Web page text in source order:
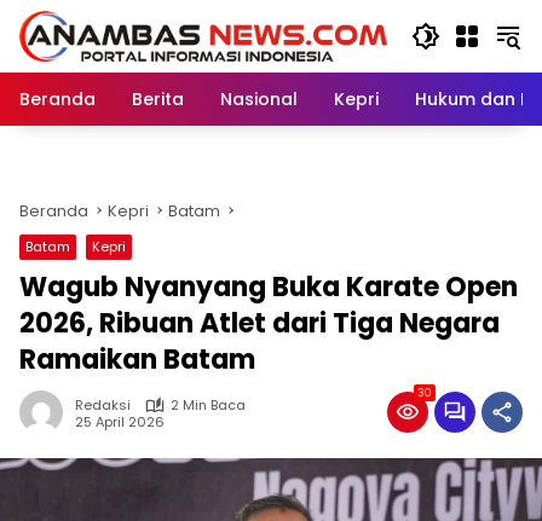
Langsung
konten
Beranda
Berita Nasional Kepri Hukum dan
Beranda Kepri Batam
Batam Kepri
Wagub Nyanyang Buka Karate Open
2026, Ribuan Atlet dari Tiga Negara
Ramaikan Batam
Redaksi
2 Min Baca
25 April 2026
30